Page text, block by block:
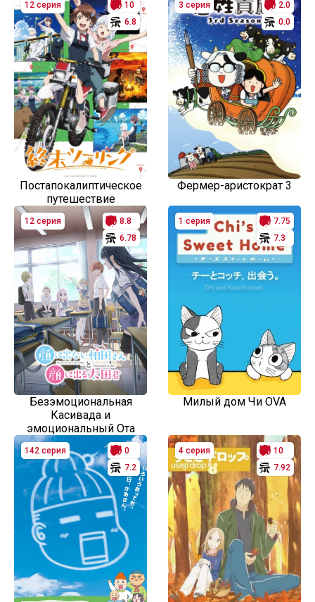
12 серия
10
6.8
Постапокалиптическое
путешествие
3 серия
2.0
0.0
Фермер-аристократ 3
12 серия
8.8
6.78
Безэмоциональная
Касивада и
эмоциональный Ота
1 серия
7.75
7.3
Милый дом Чи OVA
142 серия
0
7.2
4 серия
10
7.92